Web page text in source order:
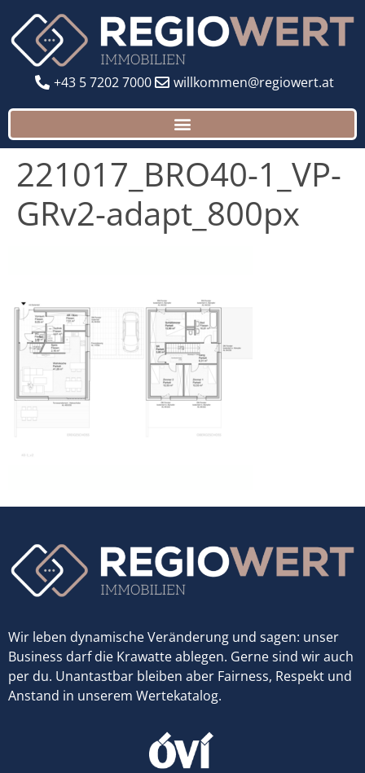
+43 5 7202 7000 willkommen@regiowert.at
221017_BRO40-1_VP-
GRv2-adapt_800px
Wir leben dynamische Veränderung und sagen: unser
Business darf die Krawatte ablegen. Gerne sind wir auch
per du. Unantastbar bleiben aber Fairness, Respekt und
Anstand in unserem Wertekatalog.